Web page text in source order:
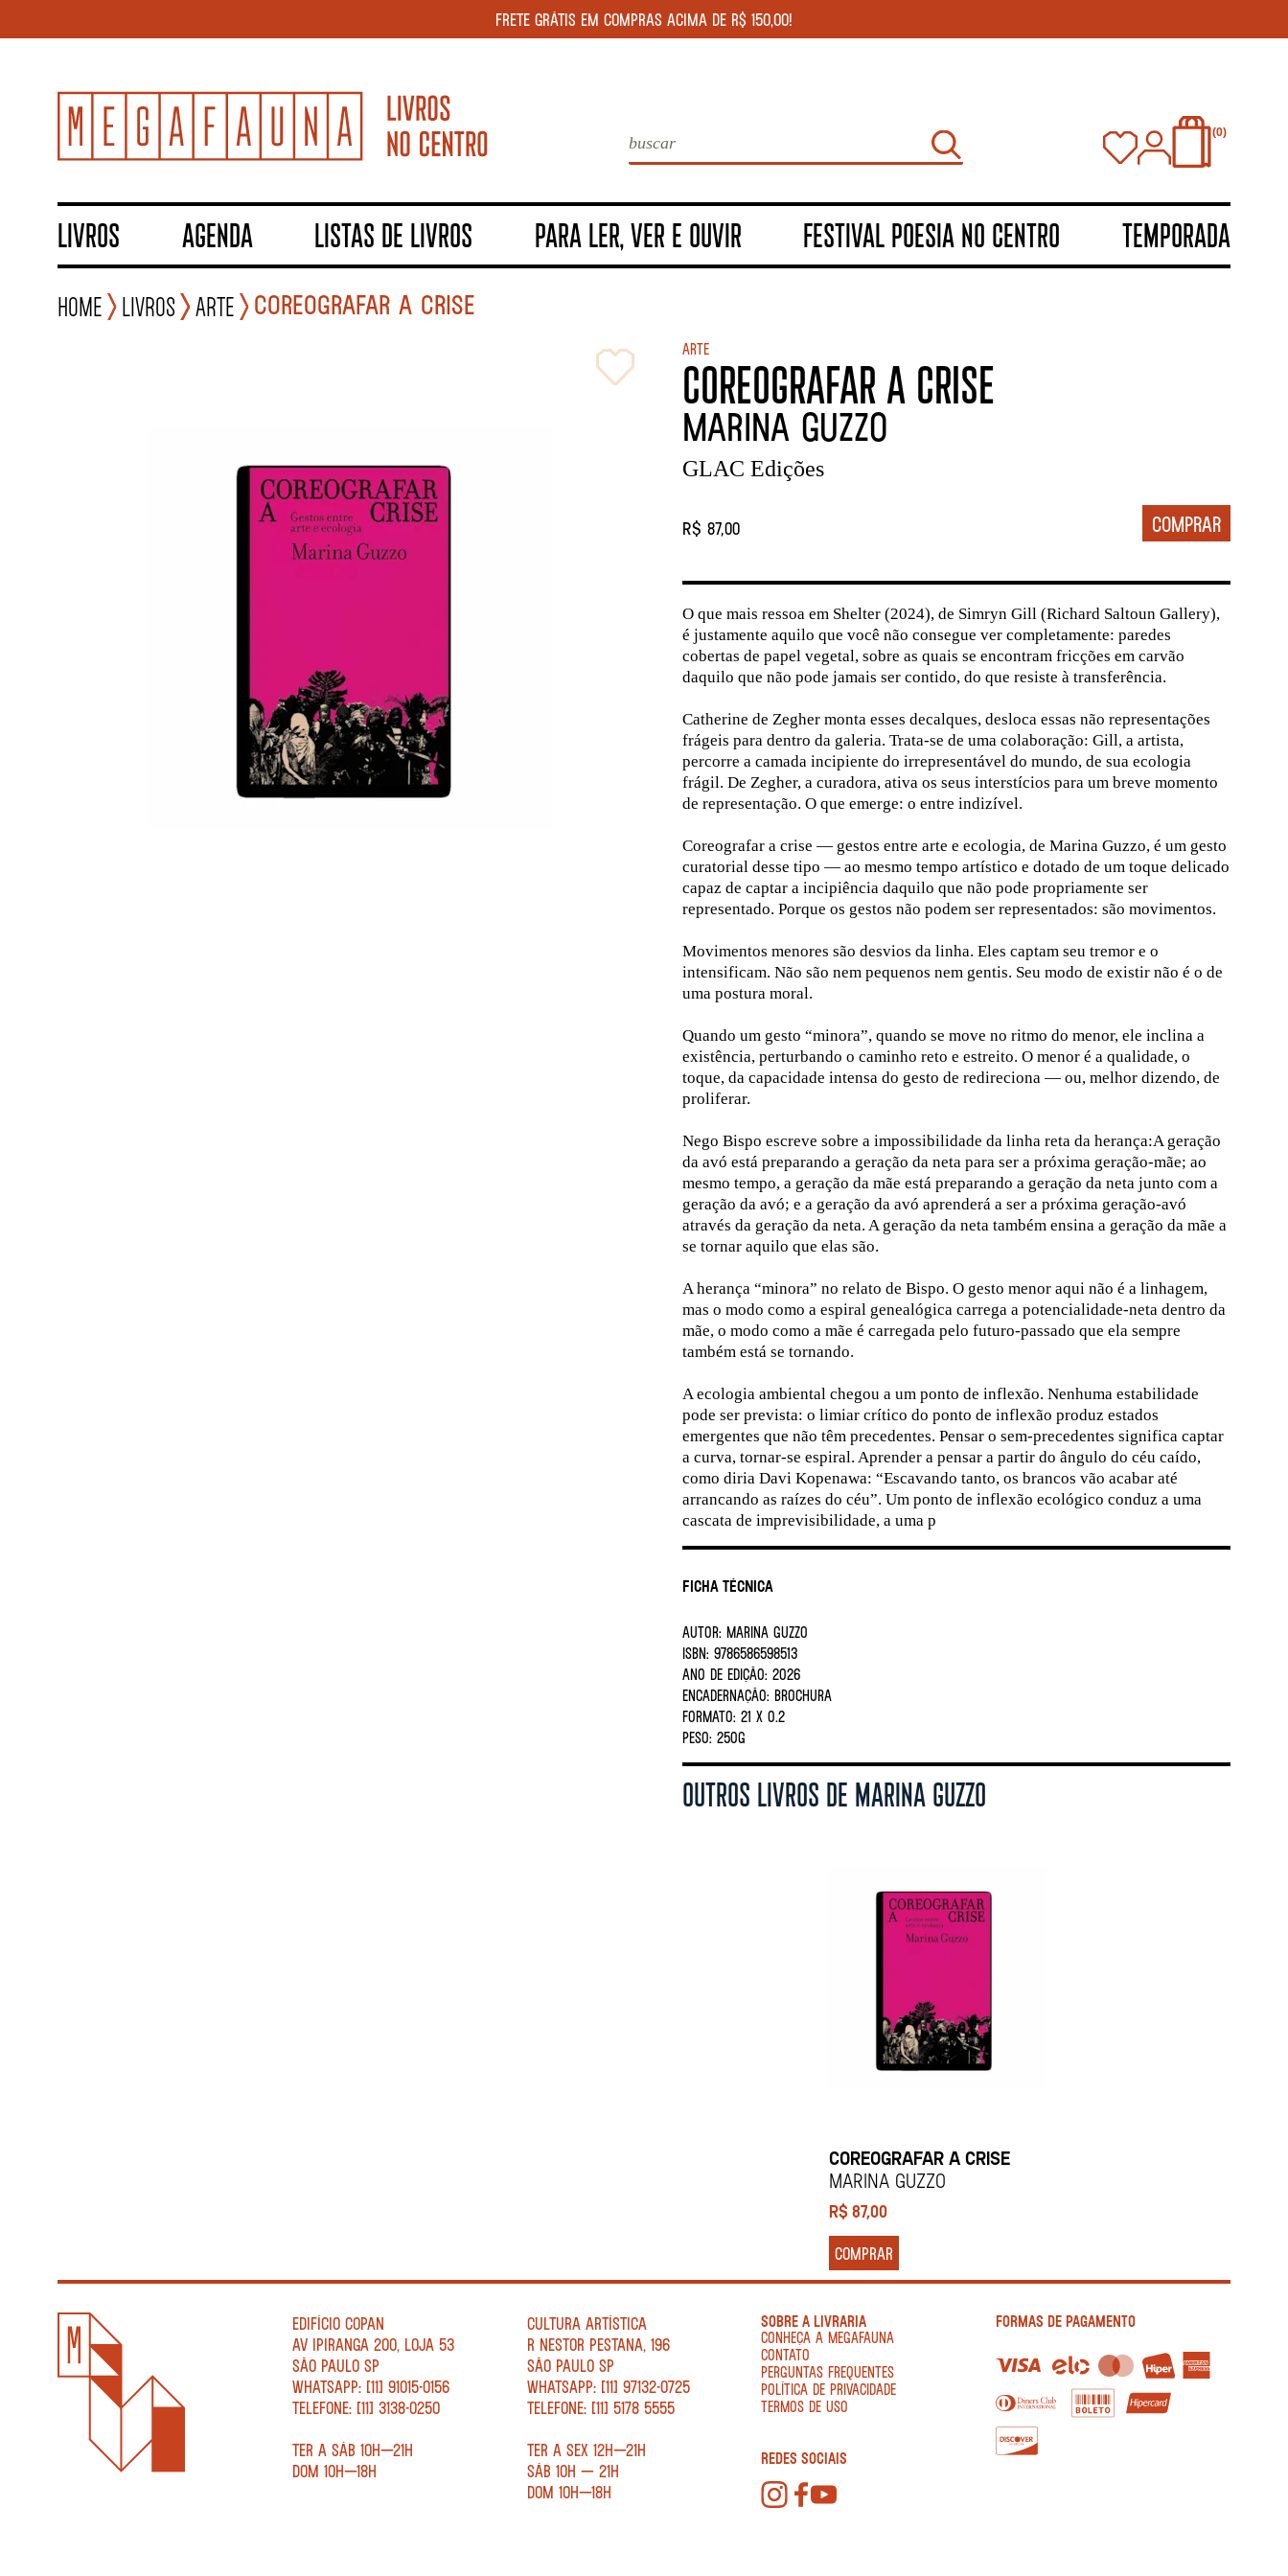
FRETE GRÁTIS EM COMPRAS ACIMA DE R$ 150,00!
0
LIVROS AGENDA LISTAS DE LIVROS PARA LER, VER E OUVIR FESTIVAL POESIA NO CENTRO TEMPORADA
Home Livros Arte COREOGRAFAR A CRISE
Arte
COREOGRAFAR A CRISE
MARINA GUZZO
GLAC Edições
R$ 87,00
Ficha Técnica
AUTOR: MARINA GUZZO
ISBN: 9786586598513
ANO DE EDIÇÃO: 2026
ENCADERNAÇÃO: BROCHURA
FORMATO: 21 X 0.2
PESO: 250G
O que mais ressoa em Shelter (2024), de Simryn Gill (Richard Saltoun Gallery),
é justamente aquilo que você não consegue ver completamente: paredes
cobertas de papel vegetal, sobre as quais se encontram fricções em carvão
daquilo que não pode jamais ser contido, do que resiste à transferência.
Catherine de Zegher monta esses decalques, desloca essas não representações
frágeis para dentro da galeria. Trata-se de uma colaboração: Gill, a artista,
percorre a camada incipiente do irrepresentável do mundo, de sua ecologia
frágil. De Zegher, a curadora, ativa os seus interstícios para um breve momento
de representação. O que emerge: o entre indizível.
Coreografar a crise — gestos entre arte e ecologia, de Marina Guzzo, é um gesto
curatorial desse tipo — ao mesmo tempo artístico e dotado de um toque delicado
capaz de captar a incipiência daquilo que não pode propriamente ser
representado. Porque os gestos não podem ser representados: são movimentos.
Movimentos menores são desvios da linha. Eles captam seu tremor e o
intensificam. Não são nem pequenos nem gentis. Seu modo de existir não é o de
uma postura moral.
Quando um gesto “minora”, quando se move no ritmo do menor, ele inclina a
existência, perturbando o caminho reto e estreito. O menor é a qualidade, o
toque, da capacidade intensa do gesto de redireciona — ou, melhor dizendo, de
proliferar.
Nego Bispo escreve sobre a impossibilidade da linha reta da herança:A geração
da avó está preparando a geração da neta para ser a próxima geração-mãe; ao
mesmo tempo, a geração da mãe está preparando a geração da neta junto com a
geração da avó; e a geração da avó aprenderá a ser a próxima geração-avó
através da geração da neta. A geração da neta também ensina a geração da mãe a
se tornar aquilo que elas são.
A herança “minora” no relato de Bispo. O gesto menor aqui não é a linhagem,
mas o modo como a espiral genealógica carrega a potencialidade-neta dentro da
mãe, o modo como a mãe é carregada pelo futuro-passado que ela sempre
também está se tornando.
A ecologia ambiental chegou a um ponto de inflexão. Nenhuma estabilidade
pode ser prevista: o limiar crítico do ponto de inflexão produz estados
emergentes que não têm precedentes. Pensar o sem-precedentes significa captar
a curva, tornar-se espiral. Aprender a pensar a partir do ângulo do céu caído,
como diria Davi Kopenawa: “Escavando tanto, os brancos vão acabar até
arrancando as raízes do céu”. Um ponto de inflexão ecológico conduz a uma
cascata de imprevisibilidade, a uma p
OUTROS LIVROS DE MARINA GUZZO
COREOGRAFAR A CRISE
MARINA GUZZO
R$87,00
COMPRAR
EDIFÍCIO COPAN
AV IPIRANGA 200, LOJA 53
SÃO PAULO SP
WHATSAPP: [11] 91015-0156
TELEFONE: [11] 3138-0250
TER A SÁB 10H—21H
DOM 10H—18H
CULTURA ARTÍSTICA
R NESTOR PESTANA, 196
SÃO PAULO SP
WHATSAPP: [11] 97132-0725
TELEFONE: [11] 5178 5555
TER A SEX 12H—21H
SÁB 10H — 21H
DOM 10H—18H
SOBRE A LIVRARIA
CONHEÇA A MEGAFAUNA
CONTATO
PERGUNTAS FREQUENTES
POLÍTICA DE PRIVACIDADE
TERMOS DE USO
REDES SOCIAIS
FORMAS DE PAGAMENTO